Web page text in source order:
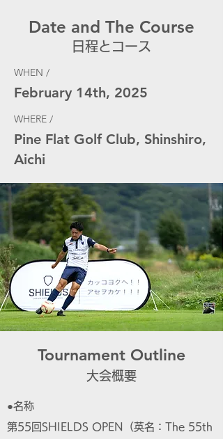
Date and The Course
日程とコース
WHEN /
February 14th, 2025
WHERE /
Pine Flat Golf Club, Shinshiro,
Aichi
​Tournament Outline
大会概要
●名称
第55回SHIELDS OPEN（英名：The 55th